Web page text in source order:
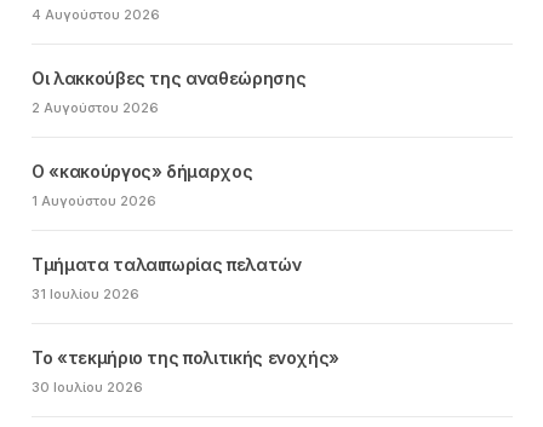
4 Αυγούστου 2026
Οι λακκούβες της αναθεώρησης
2 Αυγούστου 2026
Ο «κακούργος» δήμαρχος
1 Αυγούστου 2026
Τμήματα ταλαιπωρίας πελατών
31 Ιουλίου 2026
Το «τεκμήριο της πολιτικής ενοχής»
30 Ιουλίου 2026